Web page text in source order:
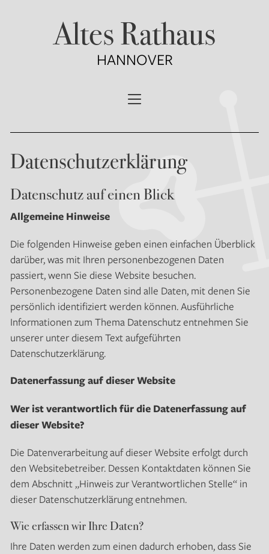
Altes Rathaus
HANNOVER
Datenschutzerklärung
Datenschutz auf einen Blick
Allgemeine Hinweise
Die folgenden Hinweise geben einen einfachen Überblick
darüber, was mit Ihren personenbezogenen Daten
passiert, wenn Sie diese Website besuchen.
Personenbezogene Daten sind alle Daten, mit denen Sie
persönlich identifiziert werden können. Ausführliche
Informationen zum Thema Datenschutz entnehmen Sie
unserer unter diesem Text aufgeführten
Datenschutzerklärung.
Datenerfassung auf dieser Website
Wer ist verantwortlich für die Datenerfassung auf
dieser Website?
Die Datenverarbeitung auf dieser Website erfolgt durch
den Websitebetreiber. Dessen Kontaktdaten können Sie
dem Abschnitt „Hinweis zur Verantwortlichen Stelle“ in
dieser Datenschutzerklärung entnehmen.
Wie erfassen wir Ihre Daten?
Ihre Daten werden zum einen dadurch erhoben, dass Sie